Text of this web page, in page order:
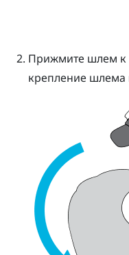
Прижмите шлем к
крепление шлема